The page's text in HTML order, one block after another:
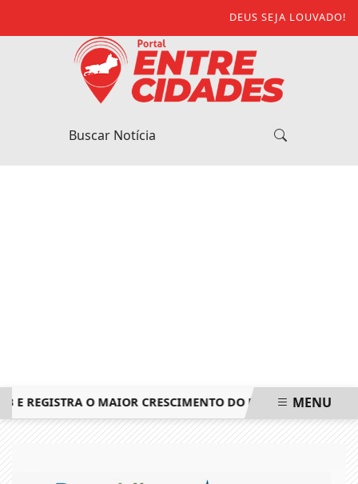
DEUS SEJA LOUVADO!
CRESCIMENTO DO ESTADO DO RIO DE JANEIRO
MENU